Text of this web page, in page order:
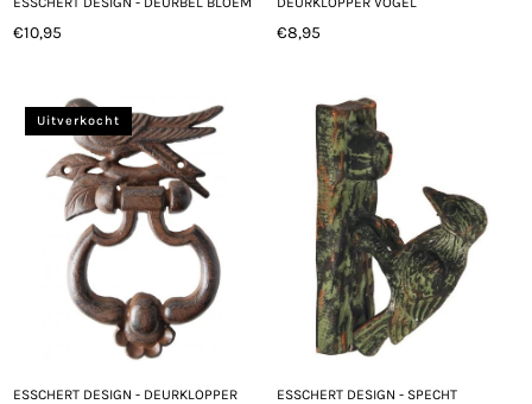
Normale
€10,95
Normale
€8,95
Uitverkocht
ESSCHERT DESIGN - DEURKLOPPER
ESSCHERT DESIGN - SPECHT